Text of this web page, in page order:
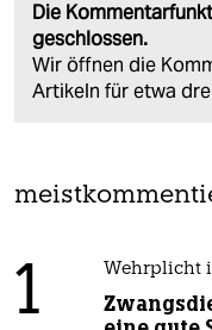
Die
geschlossen.
Wir öffnen die
Artikeln für etwa
1 Wehrplicht